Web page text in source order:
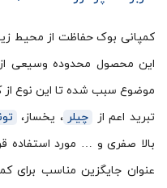
کمپانی بوک حفاظت از محیط
این محصول محدوده وسیعی
موضوع سبب شده تا این نوع از
تبرید اعم از
چیلر ، یخساز،
بالا صفری و … مورد استفاده
عنوان جایگزین مناسب برای